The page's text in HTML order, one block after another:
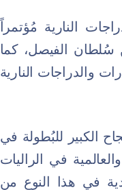
النارية مُؤتمراً
سُلطان الفيصل، كما
والدراجات النارية
الكبير للبُطولة في
في الراليات
في هذا النوع من